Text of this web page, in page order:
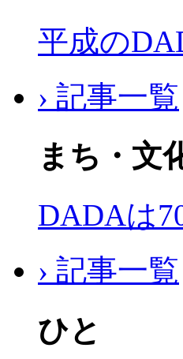
平成の
› 記事一覧
まち・文
DADAは
› 記事一覧
ひと